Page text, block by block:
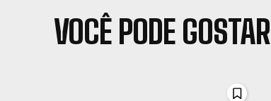
VOCÊ PODE GOSTAR